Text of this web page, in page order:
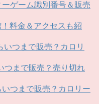
ゲーム識別番号＆販売
料金＆アクセスも紹
つまで販売？カロリ
つまで販売？売り切れ
つまで販売？カロリー